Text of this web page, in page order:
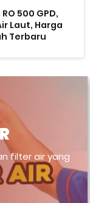
500 GPD,
Laut, Harga
Terbaru
filter air yang